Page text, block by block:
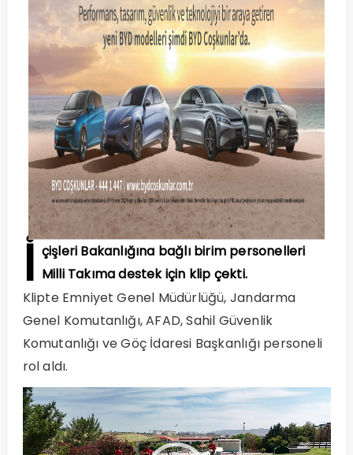
İ çişleri Bakanlığına bağlı birim personelleri
Milli Takıma destek için klip çekti.
Klipte Emniyet Genel Müdürlüğü, Jandarma
Genel Komutanlığı, AFAD, Sahil Güvenlik
Komutanlığı ve Göç İdaresi Başkanlığı personeli
rol aldı.
Video
oynatıcı